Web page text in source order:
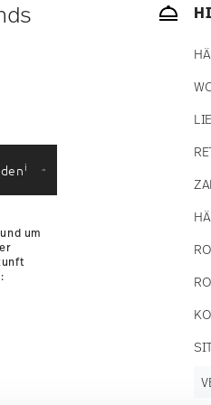
Sie können die Lieferzeiten in
i
um